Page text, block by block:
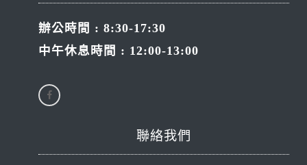
辦公時間 : 8:30-17:30
中午休息時間 : 12:00-13:00
聯絡我們